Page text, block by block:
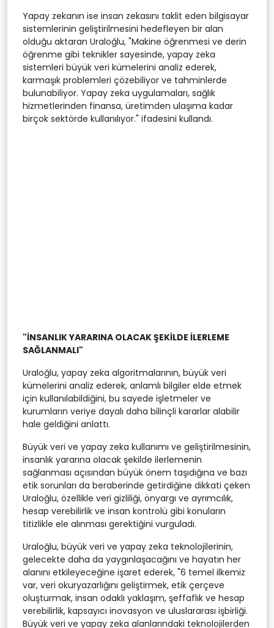
Yapay zekanın ise insan zekasını taklit eden bilgisayar
sistemlerinin geliştirilmesini hedefleyen bir alan
olduğu aktaran Uraloğlu, "Makine öğrenmesi ve derin
öğrenme gibi teknikler sayesinde, yapay zeka
sistemleri büyük veri kümelerini analiz ederek,
karmaşık problemleri çözebiliyor ve tahminlerde
bulunabiliyor. Yapay zeka uygulamaları, sağlık
hizmetlerinden finansa, üretimden ulaşıma kadar
birçok sektörde kullanılıyor." ifadesini kullandı.
"İNSANLIK YARARINA OLACAK ŞEKİLDE İLERLEME
SAĞLANMALI"
Uraloğlu, yapay zeka algoritmalarının, büyük veri
kümelerini analiz ederek, anlamlı bilgiler elde etmek
için kullanılabildiğini, bu sayede işletmeler ve
kurumların veriye dayalı daha bilinçli kararlar alabilir
hale geldiğini anlattı.
Büyük veri ve yapay zeka kullanımı ve geliştirilmesinin,
insanlık yararına olacak şekilde ilerlemenin
sağlanması açısından büyük önem taşıdığına ve bazı
etik sorunları da beraberinde getirdiğine dikkati çeken
Uraloğlu, özellikle veri gizliliği, önyargı ve ayrımcılık,
hesap verebilirlik ve insan kontrolü gibi konuların
titizlikle ele alınması gerektiğini vurguladı.
Uraloğlu, büyük veri ve yapay zeka teknolojilerinin,
gelecekte daha da yaygınlaşacağını ve hayatın her
alanını etkileyeceğine işaret ederek, "6 temel ilkemiz
var, veri okuryazarlığını geliştirmek, etik çerçeve
oluşturmak, insan odaklı yaklaşım, şeffaflık ve hesap
verebilirlik, kapsayıcı inovasyon ve uluslararası işbirliği.
Büyük veri ve yapay zeka alanlarındaki teknolojilerden